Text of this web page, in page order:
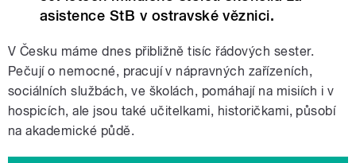
asistence StB v ostravské věznici.
V Česku máme dnes přibližně tisíc řádových sester.
Pečují o nemocné, pracují v nápravných zařízeních,
sociálních službách, ve školách, pomáhají na misiích i v
hospicích, ale jsou také učitelkami, historičkami, působí
na akademické půdě.